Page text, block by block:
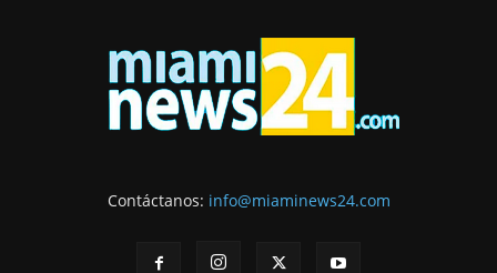
Contáctanos: info@miaminews24.com